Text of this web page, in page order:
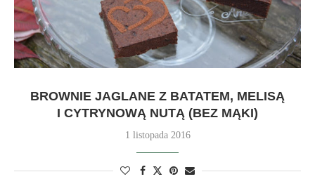
BROWNIE JAGLANE Z BATATEM, MELISĄ
I CYTRYNOWĄ NUTĄ (BEZ MĄKI)
1 listopada 2016